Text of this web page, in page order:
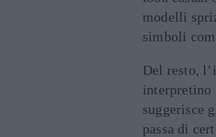
modelli
simboli
Del resto,
suggerisce
passa di